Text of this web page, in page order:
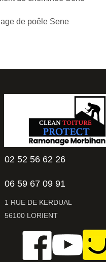
de poêle Sene
02 52 56 62 26
06 59 67 09 91
1 RUE DE KERDUAL
56100 LORIENT